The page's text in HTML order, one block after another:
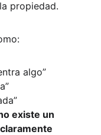
propiedad.
algo”
existe un